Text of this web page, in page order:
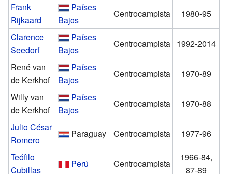
Frank
Rijkaard
Países
Bajos
Centrocampista
1980-95
Clarence
Seedorf
Países
Bajos
Centrocampista 1992-2014
René van
de Kerkhof
Países
Bajos
Centrocampista
1970-89
Willy van
de Kerkhof
Países
Bajos
Centrocampista
1970-88
Julio César
Romero
Paraguay Centrocampista
1977-96
Teófilo
Cubillas
Perú Centrocampista
1966-84,
87-89